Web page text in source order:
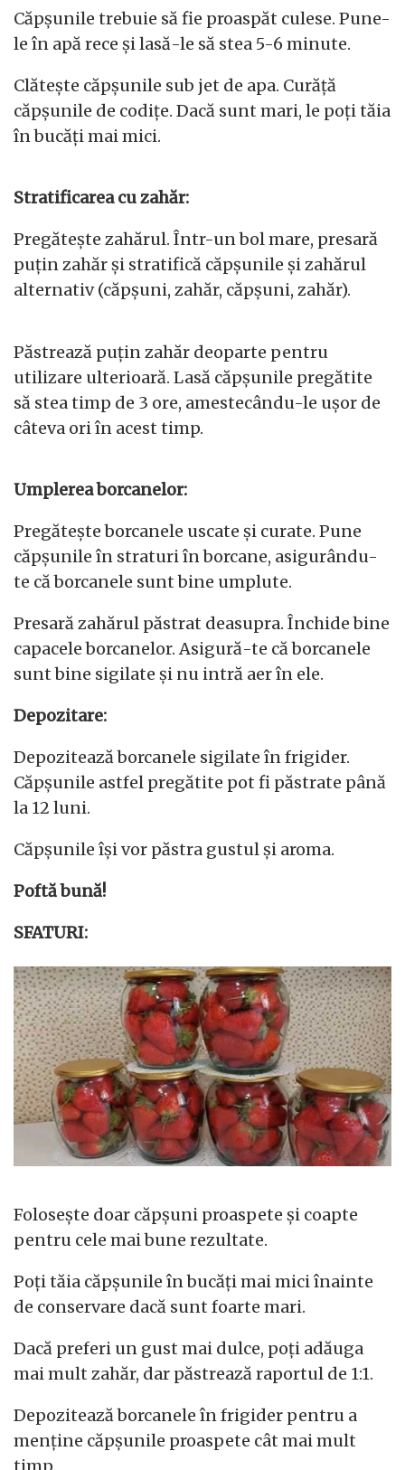
Căpșunile trebuie să fie proaspăt culese. Pune-
le în apă rece și lasă-le să stea 5-6 minute.
Clătește căpșunile sub jet de apa. Curăță
căpșunile de codițe. Dacă sunt mari, le poți tăia
în bucăți mai mici.
Stratificarea cu zahăr:
Pregătește zahărul. Într-un bol mare, presară
puțin zahăr și stratifică căpșunile și zahărul
alternativ (căpșuni, zahăr, căpșuni, zahăr).
Păstrează puțin zahăr deoparte pentru
utilizare ulterioară. Lasă căpșunile pregătite
să stea timp de 3 ore, amestecându-le ușor de
câteva ori în acest timp.
Umplerea borcanelor:
Pregătește borcanele uscate și curate. Pune
căpșunile în straturi în borcane, asigurându-
te că borcanele sunt bine umplute.
Presară zahărul păstrat deasupra. Închide bine
capacele borcanelor. Asigură-te că borcanele
sunt bine sigilate și nu intră aer în ele.
Depozitare:
Depozitează borcanele sigilate în frigider.
Căpșunile astfel pregătite pot fi păstrate până
la 12 luni.
Căpșunile își vor păstra gustul și aroma.
Poftă bună!
SFATURI:
Folosește doar căpșuni proaspete și coapte
pentru cele mai bune rezultate.
Poți tăia căpșunile în bucăți mai mici înainte
de conservare dacă sunt foarte mari.
Dacă preferi un gust mai dulce, poți adăuga
mai mult zahăr, dar păstrează raportul de 1:1.
Depozitează borcanele în frigider pentru a
menține căpșunile proaspete cât mai mult